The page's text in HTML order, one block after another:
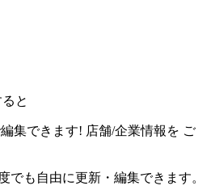
と
集できます! 店舗/企業情報を ご
でも自由に更新・編集できます。